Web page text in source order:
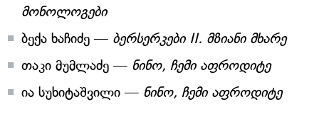
მონოლოგები
ბექა ხაჩიძე — ბერსერკები II. მზიანი მხარე
თაკი მუმლაძე — ნინო, ჩემი აფროდიტე
ია სუხიტაშვილი — ნინო, ჩემი აფროდიტე